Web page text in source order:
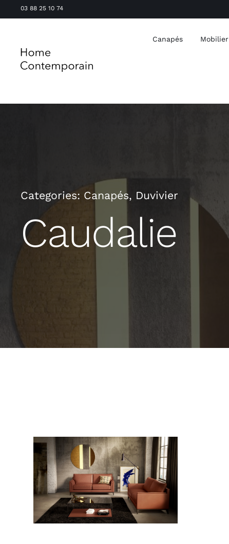
Passer
au
03 88 25 10 74
Canapés Mobilier
Categories: Canapés, Duvivier
Caudalie